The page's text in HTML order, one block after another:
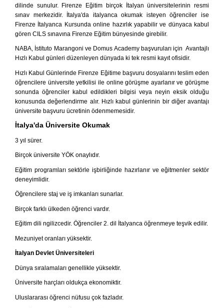
İtalyan Devlet Üniversiteleri
İtalyan Üniversitelerine Hazırlık
Dil Okulları
Yaz Okulu
Gurur Tablomuz
İletişim
dilinde sunulur. Firenze Eğitim birçok İtalyan üniversitelerinin resmi
sınav merkezidir. İtalya'da italyanca okumak isteyen öğrenciler ise
Firenze İtalyanca Kursunda online hazırlık yapabilir ve dünyaca kabul
gören CILS sınavına Firenze Eğitim bünyesinde girebilir.
NABA, İstituto Marangoni ve Domus Academy başvuruları için Avantajlı
Hızlı Kabul günleri düzenleyen dünyada ki tek resmi kayıt ofisidir.
Hızlı Kabul Günlerinde Firenze Eğitime başvuru dosyalarını teslim eden
öğrencilere üniversite yetkilisi ile online görüşme ayarlanır ve görüşme
sonunda öğrenciler kabul edildikleri bilgisi veya neyin eksik olduğu
konusunda değerlendirme alır. Hızlı kabul günlerinin bir diğer avantajı
üniversite başvuru ücretinin ödenmemesidir.
İtalya'da Üniversite Okumak
3 yıl sürer.
Birçok üniversite YÖK onaylıdır.
Eğitim programları sektörle işbirliğinde hazırlanır ve eğitmenler sektör
deneyimlidir.
Öğrencilere staj ve iş imkanları sunarlar.
Birçok farklı ülkeden öğrenci vardır.
Eğitim dili ngilizcedir. Öğrenciler 2. dil İtalyanca öğrenmeye teşvik edilir.
Mezuniyet oranları yüksektir.
İtalyan Devlet Üniversiteleri
Dünya sıralamaları genellikle yüksektir.
Üniversite harçları oldukça ekonomiktir.
Uluslararası öğrenci nüfusu çok fazladır.